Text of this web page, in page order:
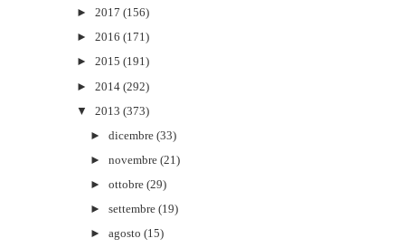
► 2017 (156)
► 2016 (171)
► 2015 (191)
► 2014 (292)
▼
2013 (373)
►dicembre (33)
►novembre (21)
►ottobre (29)
►settembre (19)
►agosto (15)